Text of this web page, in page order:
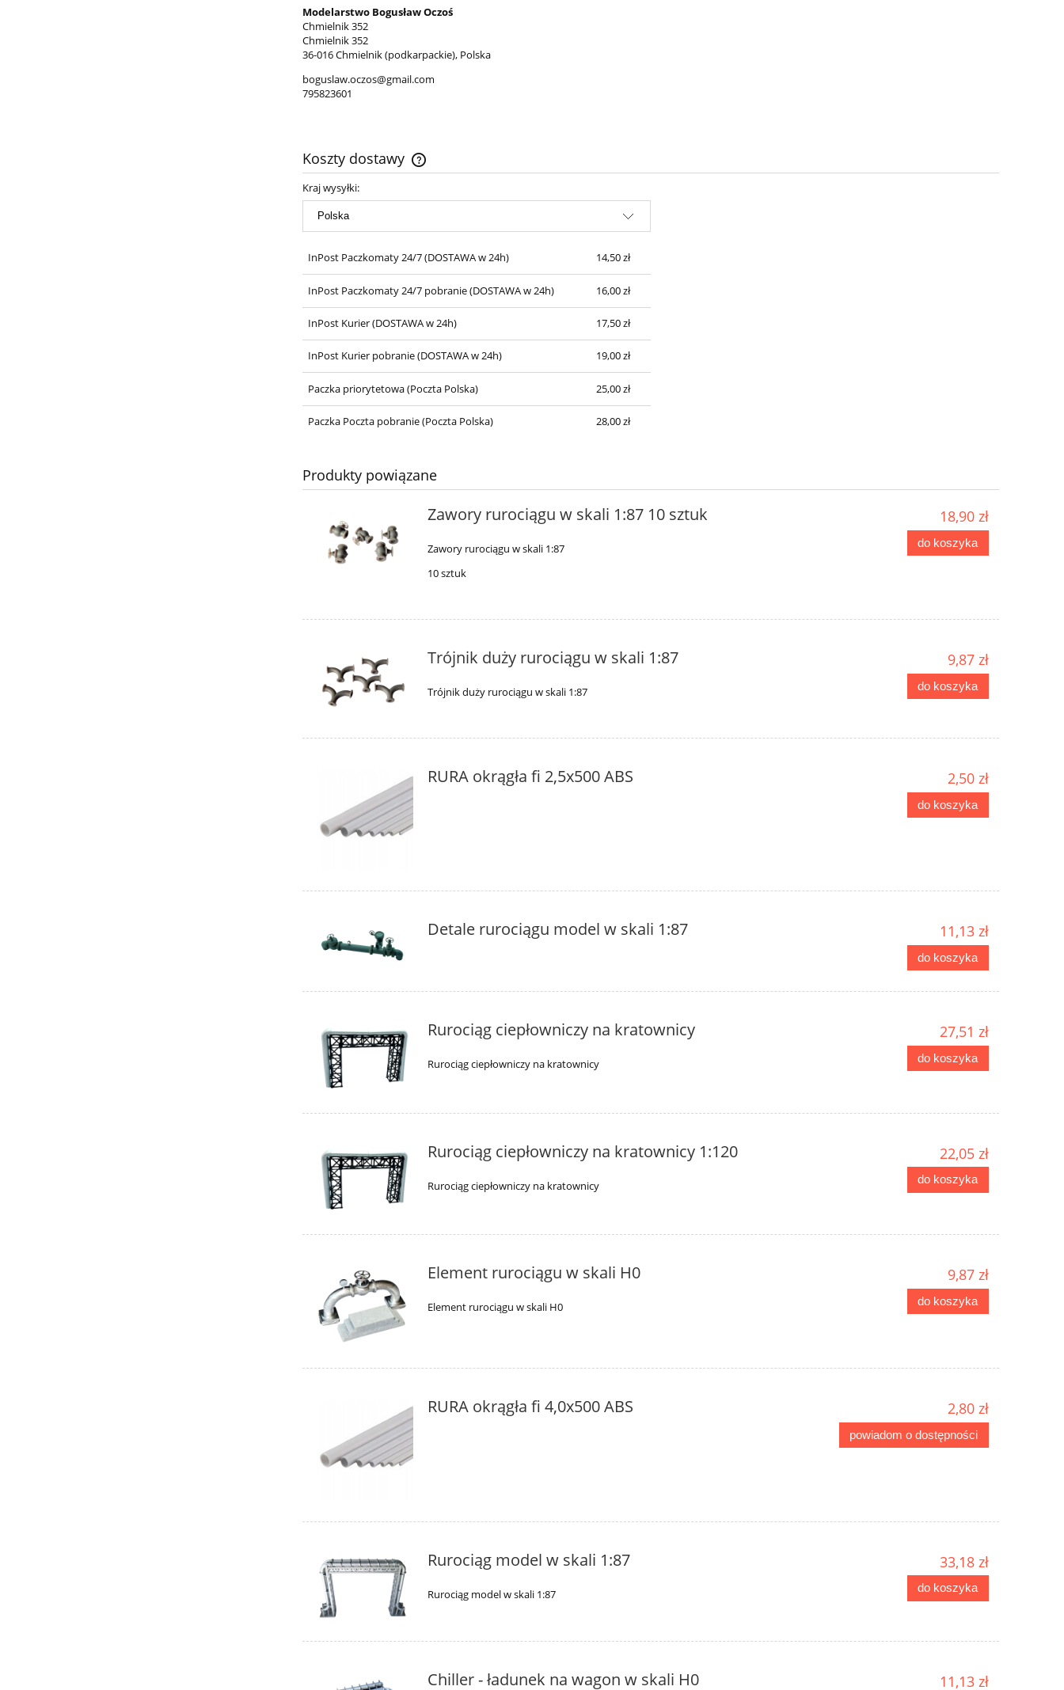
Modelarstwo Bogusław Oczoś
Chmielnik 352
Chmielnik 352
36-016 Chmielnik (podkarpackie), Polska
boguslaw.oczos@gmail.com
795823601
Koszty dostawy
Cena nie zawiera ewentualnych kosztów
Kraj wysyłki:
InPost Paczkomaty 24/7(DOSTAWA w 24h) 14,50 zł
InPost Paczkomaty 24/7 pobranie(DOSTAWA w 24h) 16,00 zł
InPost Kurier(DOSTAWA w 24h) 17,50 zł
InPost Kurier pobranie(DOSTAWA w 24h) 19,00 zł
Paczka priorytetowa(Poczta Polska) 25,00 zł
Paczka Poczta pobranie(Poczta Polska) 28,00 zł
Produkty powiązane
Zawory rurociągu w skali 1:87 10 sztuk
Zawory rurociągu w skali 1:87
10 sztuk
18,90 zł
do koszyka
Trójnik duży rurociągu w skali 1:87
Trójnik duży rurociągu w skali 1:87
9,87 zł
do koszyka
RURA okrągła fi 2,5x500 ABS 2,50 zł
do koszyka
Detale rurociągu model w skali 1:87 11,13 zł
do koszyka
Rurociąg ciepłowniczy na kratownicy
Rurociąg ciepłowniczy na kratownicy
27,51 zł
do koszyka
Rurociąg ciepłowniczy na kratownicy 1:120
Rurociąg ciepłowniczy na kratownicy
22,05 zł
do koszyka
Element rurociągu w skali H0
Element rurociągu w skali H0
9,87 zł
do koszyka
RURA okrągła fi 4,0x500 ABS 2,80 zł
powiadom o dostępności
Rurociąg model w skali 1:87
Rurociąg model w skali 1:87
33,18 zł
do koszyka
Chiller - ładunek na wagon w skali H0 11,13 zł